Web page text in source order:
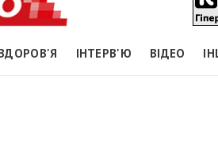
ІНТЕРВ'Ю ВІДЕО